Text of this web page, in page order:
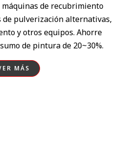
de recubrimiento
de pulverización alternativas,
y otros equipos. Ahorre
de pintura de 20~30%.
MÁS